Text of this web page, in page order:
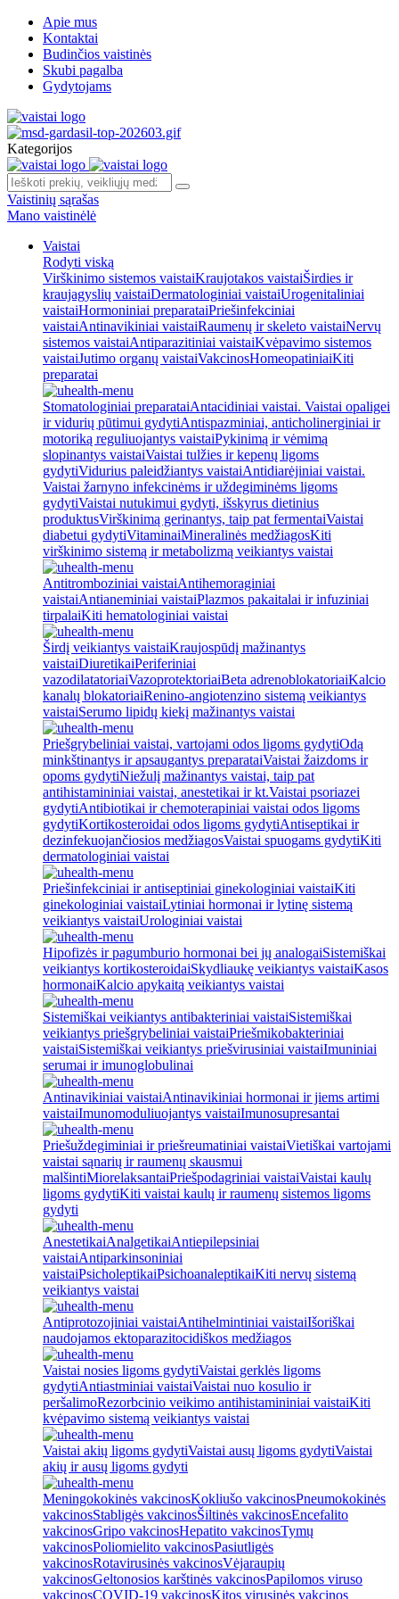
Apie mus
Kontaktai
Budinčios vaistinės
Skubi pagalba
Gydytojams
Kategorijos
Vaistinių sąrašas
Mano vaistinėlė
Vaistai
Rodyti viską
Virškinimo sistemos vaistaiKraujotakos vaistaiŠirdies ir
kraujagyslių vaistaiDermatologiniai vaistaiUrogenitaliniai
vaistaiHormoniniai preparataiPriešinfekciniai
vaistaiAntinavikiniai vaistaiRaumenų ir skeleto vaistaiNervų
sistemos vaistaiAntiparazitiniai vaistaiKvėpavimo sistemos
vaistaiJutimo organų vaistaiVakcinosHomeopatiniaiKiti
preparatai
Stomatologiniai preparataiAntacidiniai vaistai. Vaistai opaligei
ir vidurių pūtimui gydytiAntispazminiai, anticholinerginiai ir
motoriką reguliuojantys vaistaiPykinimą ir vėmimą
slopinantys vaistaiVaistai tulžies ir kepenų ligoms
gydytiVidurius paleidžiantys vaistaiAntidiarėjiniai vaistai.
Vaistai žarnyno infekcinėms ir uždegiminėms ligoms
gydytiVaistai nutukimui gydyti, išskyrus dietinius
produktusVirškinimą gerinantys, taip pat fermentaiVaistai
diabetui gydytiVitaminaiMineralinės medžiagosKiti
virškinimo sistemą ir metabolizmą veikiantys vaistai
Antitromboziniai vaistaiAntihemoraginiai
vaistaiAntianeminiai vaistaiPlazmos pakaitalai ir infuziniai
tirpalaiKiti hematologiniai vaistai
Širdį veikiantys vaistaiKraujospūdį mažinantys
vaistaiDiuretikaiPeriferiniai
vazodilatatoriaiVazoprotektoriaiBeta adrenoblokatoriaiKalcio
kanalų blokatoriaiRenino-angiotenzino sistemą veikiantys
vaistaiSerumo lipidų kiekį mažinantys vaistai
Priešgrybeliniai vaistai, vartojami odos ligoms gydytiOdą
minkštinantys ir apsaugantys preparataiVaistai žaizdoms ir
opoms gydytiNiežulį mažinantys vaistai, taip pat
antihistamininiai vaistai, anestetikai ir kt.Vaistai psoriazei
gydytiAntibiotikai ir chemoterapiniai vaistai odos ligoms
gydytiKortikosteroidai odos ligoms gydytiAntiseptikai ir
dezinfekuojančiosios medžiagosVaistai spuogams gydytiKiti
dermatologiniai vaistai
Priešinfekciniai ir antiseptiniai ginekologiniai vaistaiKiti
ginekologiniai vaistaiLytiniai hormonai ir lytinę sistemą
veikiantys vaistaiUrologiniai vaistai
Hipofizės ir pagumburio hormonai bei jų analogaiSistemiškai
veikiantys kortikosteroidaiSkydliaukę veikiantys vaistaiKasos
hormonaiKalcio apykaitą veikiantys vaistai
Sistemiškai veikiantys antibakteriniai vaistaiSistemiškai
veikiantys priešgrybeliniai vaistaiPriešmikobakteriniai
vaistaiSistemiškai veikiantys priešvirusiniai vaistaiImuniniai
serumai ir imunoglobulinai
Antinavikiniai vaistaiAntinavikiniai hormonai ir jiems artimi
vaistaiImunomoduliuojantys vaistaiImunosupresantai
Priešuždegiminiai ir priešreumatiniai vaistaiVietiškai vartojami
vaistai sąnarių ir raumenų skausmui
malšintiMiorelaksantaiPriešpodagriniai vaistaiVaistai kaulų
ligoms gydytiKiti vaistai kaulų ir raumenų sistemos ligoms
gydyti
AnestetikaiAnalgetikaiAntiepilepsiniai
vaistaiAntiparkinsoniniai
vaistaiPsicholeptikaiPsichoanaleptikaiKiti nervų sistemą
veikiantys vaistai
Antiprotozojiniai vaistaiAntihelmintiniai vaistaiIšoriškai
naudojamos ektoparazitocidiškos medžiagos
Vaistai nosies ligoms gydytiVaistai gerklės ligoms
gydytiAntiastminiai vaistaiVaistai nuo kosulio ir
peršalimoRezorbcinio veikimo antihistamininiai vaistaiKiti
kvėpavimo sistemą veikiantys vaistai
Vaistai akių ligoms gydytiVaistai ausų ligoms gydytiVaistai
akių ir ausų ligoms gydyti
Meningokokinės vakcinosKokliušo vakcinosPneumokokinės
vakcinosStabligės vakcinosŠiltinės vakcinosEncefalito
vakcinosGripo vakcinosHepatito vakcinosTymų
vakcinosPoliomielito vakcinosPasiutligės
vakcinosRotavirusinės vakcinosVėjaraupių
vakcinosGeltonosios karštinės vakcinosPapilomos viruso
vakcinosCOVID-19 vakcinosKitos virusinės vakcinos